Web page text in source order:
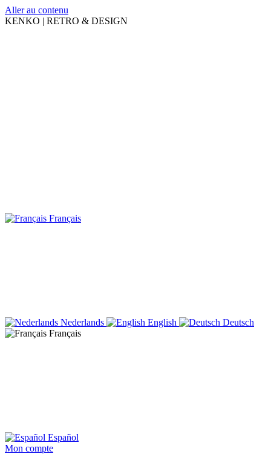
Aller au contenu
KENKO | RETRO & DESIGN
Français
Nederlands English
Deutsch
Français
Español
Mon compte